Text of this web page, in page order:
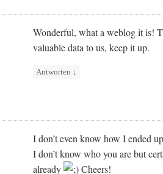
Wonderful, what a weblog it is!
valuable data to us, keep it up.
Antworten ↓
I don’t even know how I ended
I don’t know who you are but
already
Cheers!